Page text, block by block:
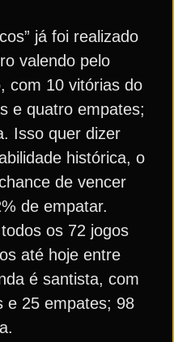
já foi realizado
valendo pelo
com 10 vitórias do
e quatro empates;
Isso quer dizer
histórica, o
de vencer
de empatar.
os 72 jogos
até hoje entre
é santista, com
e 25 empates; 98